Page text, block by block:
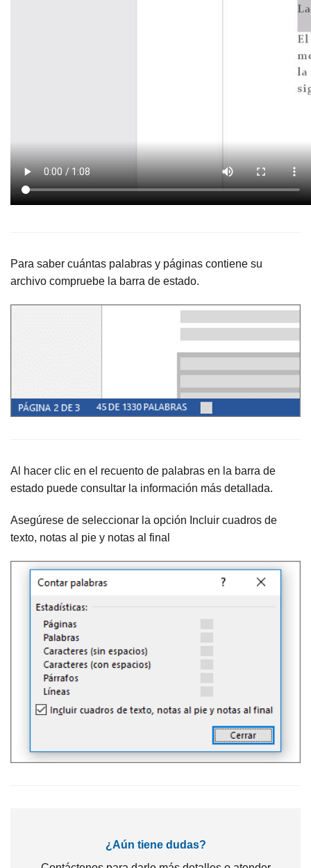
Para saber cuántas palabras y páginas contiene su
archivo compruebe la barra de estado.
Al hacer clic en el recuento de palabras en la barra de
estado puede consultar la información más detallada.
Asegúrese de seleccionar la opción Incluir cuadros de
texto, notas al pie y notas al final
¿Aún tiene dudas?